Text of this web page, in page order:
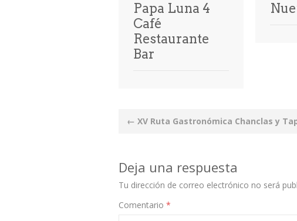
Papa Luna 4
Café
Restaurante
Bar
Post
← XV Ruta Gastronómica Chanclas y
Deja una respuesta
Tu dirección de correo electrónico no será
Comentario *